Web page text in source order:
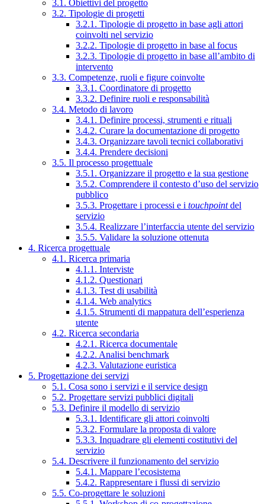
3.1. Obiettivi del progetto
3.2. Tipologie di progetti
3.2.1. Tipologie di progetto in base agli attori
coinvolti nel servizio
3.2.2. Tipologie di progetto in base al focus
3.2.3. Tipologie di progetto in base all’ambito di
intervento
3.3. Competenze, ruoli e figure coinvolte
3.3.1. Coordinatore di progetto
3.3.2. Definire ruoli e responsabilità
3.4. Metodo di lavoro
3.4.1. Definire processi, strumenti e rituali
3.4.2. Curare la documentazione di progetto
3.4.3. Organizzare tavoli tecnici collaborativi
3.4.4. Prendere decisioni
3.5. Il processo progettuale
3.5.1. Organizzare il progetto e la sua gestione
3.5.2. Comprendere il contesto d’uso del servizio
pubblico
3.5.3. Progettare i processi e i touchpointdel
servizio
3.5.4. Realizzare l’interfaccia utente del servizio
3.5.5. Validare la soluzione ottenuta
4. Ricerca progettuale
4.1. Ricerca primaria
4.1.1. Interviste
4.1.2. Questionari
4.1.3. Test di usabilità
4.1.4. Web analytics
4.1.5. Strumenti di mappatura dell’esperienza
utente
4.2. Ricerca secondaria
4.2.1. Ricerca documentale
4.2.2. Analisi benchmark
4.2.3. Valutazione euristica
5. Progettazione dei servizi
5.1. Cosa sono i servizi e il service design
5.2. Progettare servizi pubblici digitali
5.3. Definire il modello di servizio
5.3.1. Identificare gli attori coinvolti
5.3.2. Formulare la proposta di valore
5.3.3. Inquadrare gli elementi costitutivi del
servizio
5.4. Descrivere il funzionamento del servizio
5.4.1. Mappare l’ecosistema
5.4.2. Rappresentare i flussi di servizio
5.5. Co-progettare le soluzioni